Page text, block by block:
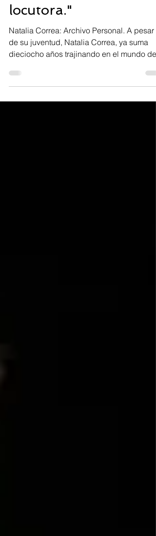
que quería ser
locutora."
Natalia Correa: Archivo Personal. A pesar
de su juventud, Natalia Correa, ya suma
dieciocho años trajinando en el mundo de